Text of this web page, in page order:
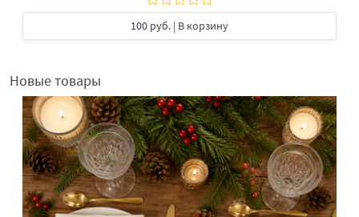
100 руб. | В корзину
Новые товары